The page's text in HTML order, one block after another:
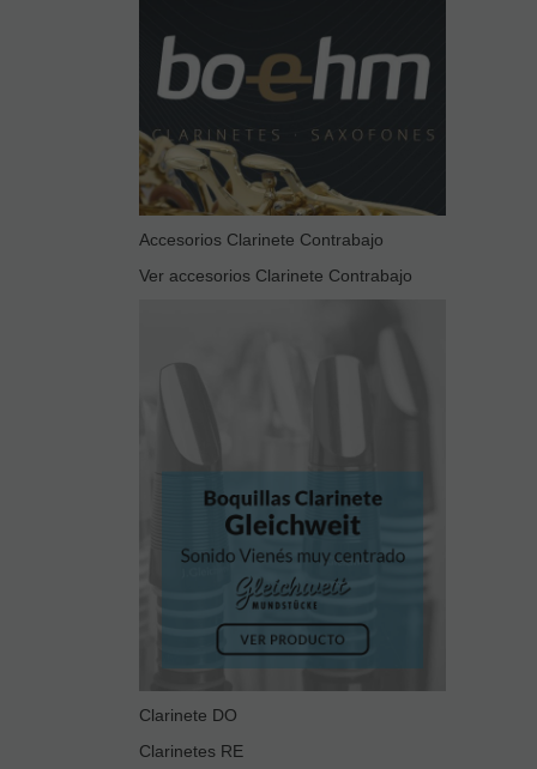
Accesorios Clarinete Contrabajo
Ver accesorios Clarinete Contrabajo
Clarinete DO
Clarinetes RE